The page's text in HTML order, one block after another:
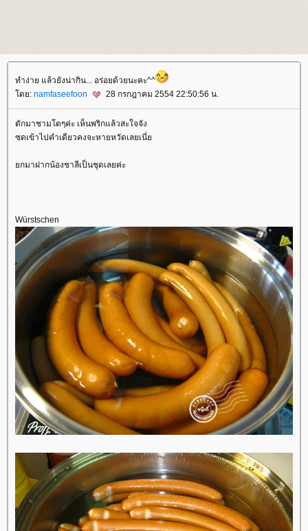
ทำง่าย แล้วยังน่ากิน... อร่อยด้วยนะคะ^^
ดย: namfaseefoon 28 กรกฎาคม 2554 22:50:56 น.
ตักมาชามโตๆค่ะ เห็นพริกแล้วสะใจจัง
ซดเข้าไปคำเดียวคงจะหายหวัดเลยเนี่
กมาฝากน้องชาลีเป็นชุดเลยค่ะ
Würstschen